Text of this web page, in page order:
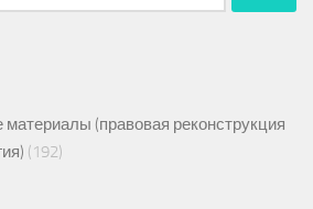
(правовая реконструкция
(192)